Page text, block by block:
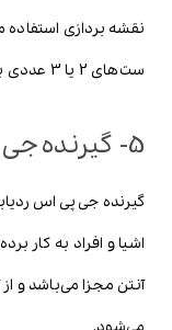
نقشه بردازی
ست‌های 2 یا 3 عددی به کار گرفته می‌شوند.
5- گیرنده جی پی اس رديابی
گیرنده جی پی اس
اشیا و افراد به کار
آنتن مجزا می‌باشد و